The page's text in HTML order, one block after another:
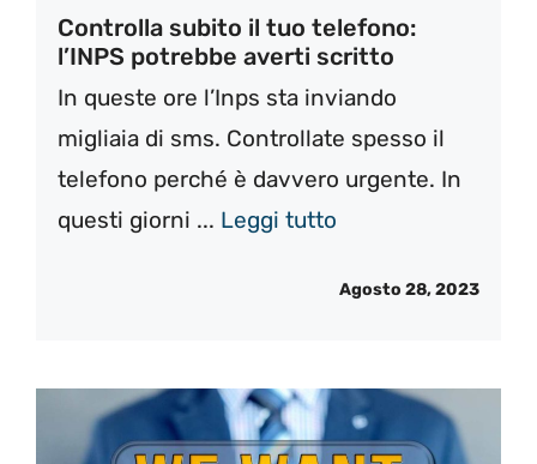
Controlla subito il tuo telefono:
l’INPS potrebbe averti scritto
In queste ore l’Inps sta inviando
migliaia di sms. Controllate spesso il
telefono perché è davvero urgente. In
questi giorni ... Leggi tutto
Agosto 28, 2023